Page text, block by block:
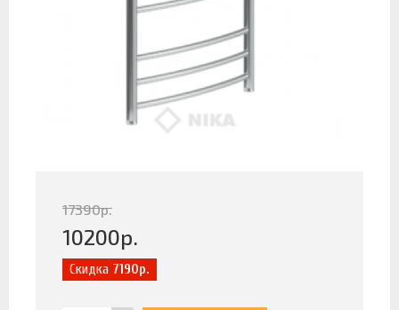
17390р.
10200р.
Скидка 7190р.